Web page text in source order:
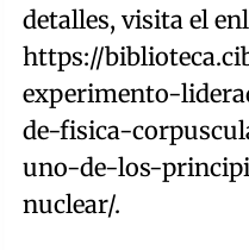
detalles, visita el
https://
experimento-
de-fisica-
uno-de-los-
nuclear/.